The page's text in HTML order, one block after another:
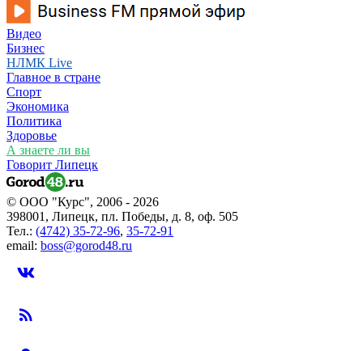
Видео
Бизнес
НЛМК Live
Главное в стране
Спорт
Экономика
Политика
Здоровье
А знаете ли вы
Говорит Липецк
© ООО "Курс", 2006 - 2026
398001, Липецк, пл. Победы, д. 8, оф. 505
Тел.: (4742) 35-72-96, 35-72-91
email: boss@gorod48.ru